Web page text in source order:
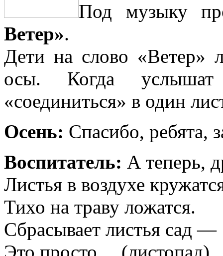
Под музыку
Ветер».
Дети на слово «Ветер»
осы. Когда
«соединиться» в один
Осень: Спасибо, ребята,
Воспитатель: А теперь,
Листья в воздухе
Тихо на траву ложатся.
Сбрасывает листья сад —